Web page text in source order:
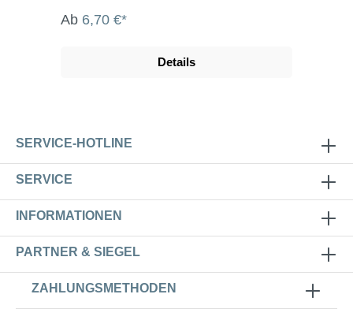
Ab 6,70 €*
Details
SERVICE-HOTLINE
SERVICE
INFORMATIONEN
PARTNER & SIEGEL
ZAHLUNGSMETHODEN